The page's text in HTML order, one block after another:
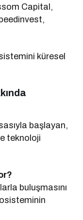
Capital,
küresel
başlayan,
teknoloji
buluşmasını